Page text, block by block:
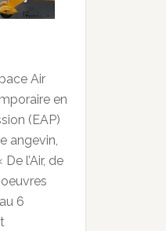
Air
en
(EAP)
angevin,
l’Air, de
6